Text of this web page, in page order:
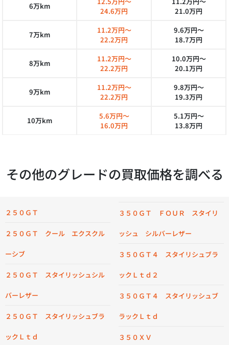
6万km
24.6万円
21.0万円
7万km
11.2万円～
22.2万円
9.6万円～
18.7万円
8万km
11.2万円～
22.2万円
10.0万円～
20.1万円
9万km
11.2万円～
22.2万円
9.8万円～
19.3万円
10万km
5.6万円～
16.0万円
5.1万円～
13.8万円
その他のグレードの買取価格を調べる
２５０ＧＴ
２５０ＧＴ クール エクスクル
ーシブ
２５０ＧＴ スタイリッシュシル
バーレザー
２５０ＧＴ スタイリッシュブラ
ックＬｔｄ
３５０ＧＴ ＦＯＵＲ スタイリ
ッシュ シルバーレザー
３５０ＧＴ４ スタイリシュブラ
ックＬｔｄ２
３５０ＧＴ４ スタイリッシュブ
ラックＬｔｄ
３５０ＸＶ